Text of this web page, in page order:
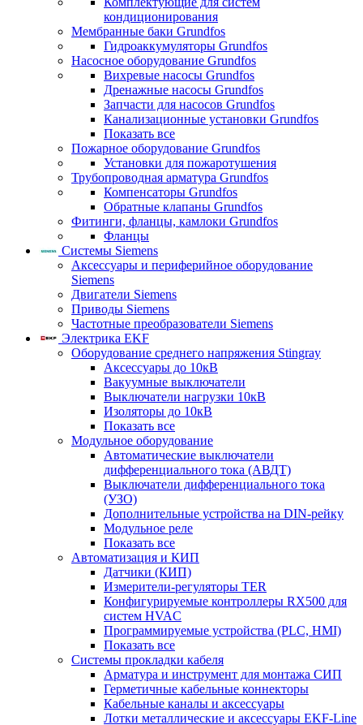
кондиционирования
Мембранные баки Grundfos
Гидроаккумуляторы Grundfos
Насосное оборудование Grundfos
Вихревые насосы Grundfos
Дренажные насосы Grundfos
Запчасти для насосов Grundfos
Канализационные установки Grundfos
Показать все
Пожарное оборудование Grundfos
Установки для пожаротушения
Трубопроводная арматура Grundfos
Компенсаторы Grundfos
Обратные клапаны Grundfos
Фитинги, фланцы, камлоки Grundfos
Фланцы
Системы Siemens
Аксессуары и периферийное оборудование
Siemens
Двигатели Siemens
Приводы Siemens
Частотные преобразователи Siemens
Электрика EKF
Оборудование среднего напряжения Stingray
Аксессуары до 10кВ
Вакуумные выключатели
Выключатели нагрузки 10кВ
Изоляторы до 10кВ
Показать все
Модульное оборудование
Автоматические выключатели
дифференциального тока (АВДТ)
Выключатели дифференциального тока
(УЗО)
Дополнительные устройства на DIN-рейку
Модульное реле
Показать все
Автоматизация и КИП
Датчики (КИП)
Измерители-регуляторы TER
Конфигурируемые контроллеры RX500 для
систем HVAC
Программируемые устройства (PLC, HMI)
Показать все
Системы прокладки кабеля
Арматура и инструмент для монтажа СИП
Герметичные кабельные коннекторы
Кабельные каналы и аксессуары
Лотки металлические и аксессуары EKF-Line